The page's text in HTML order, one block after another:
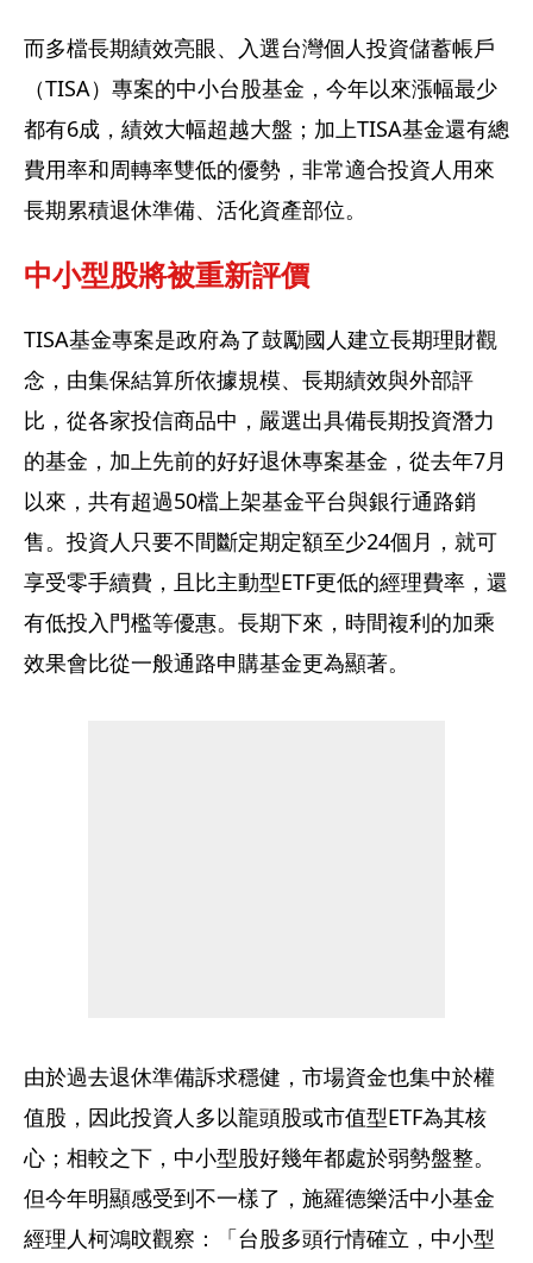
而多檔長期績效亮眼、入選台灣個人投資儲蓄帳戶
（TISA）專案的中小台股基金，今年以來漲幅最少
都有6成，績效大幅超越大盤；加上TISA基金還有總
費用率和周轉率雙低的優勢，非常適合投資人用來
長期累積退休準備、活化資產部位。
中小型股將被重新評價
TISA基金專案是政府為了鼓勵國人建立長期理財觀
念，由集保結算所依據規模、長期績效與外部評
比，從各家投信商品中，嚴選出具備長期投資潛力
的基金，加上先前的好好退休專案基金，從去年7月
以來，共有超過50檔上架基金平台與銀行通路銷
售。投資人只要不間斷定期定額至少24個月，就可
享受零手續費，且比主動型ETF更低的經理費率，還
有低投入門檻等優惠。長期下來，時間複利的加乘
效果會比從一般通路申購基金更為顯著。
由於過去退休準備訴求穩健，市場資金也集中於權
值股，因此投資人多以龍頭股或市值型ETF為其核
心；相較之下，中小型股好幾年都處於弱勢盤整。
但今年明顯感受到不一樣了，施羅德樂活中小基金
經理人柯鴻旼觀察：「台股多頭行情確立，中小型